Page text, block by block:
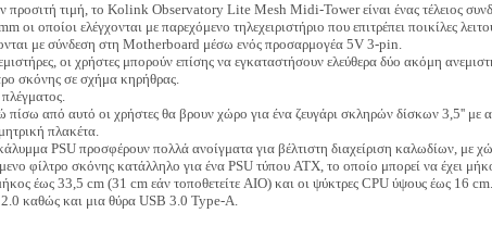
προσιτή τιμή, το Kolink Observatory Lite Mesh Midi-Tower είναι ένας τέλειος
οι οποίοι ελέγχονται με παρεχόμενο τηλεχειριστήριο που επιτρέπει ποικίλες
με σύνδεση στη Motherboard μέσω ενός προσαρμογέα 5V 3-pin.
οι χρήστες μπορούν επίσης να εγκαταστήσουν ελεύθερα δύο ακόμη
σκόνης σε σχήμα κηρήθρας.
πίσω από αυτό οι χρήστες θα βρουν χώρο για ένα ζευγάρι σκληρών δίσκων 3,5'' με
πλακέτα.
PSU προσφέρουν πολλά ανοίγματα για βέλτιστη διαχείριση καλωδίων, με
φίλτρο σκόνης κατάλληλο για ένα PSU τύπου ATX, το οποίο μπορεί να έχει
έως 33,5 cm (31 cm εάν τοποθετείτε AIO) και οι ψύκτρες CPU ύψους έως 16
2.0 καθώς και μια θύρα USB 3.0 Type-A.